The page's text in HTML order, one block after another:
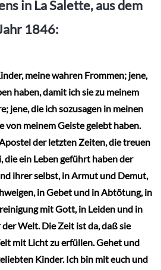
in La Salette, aus dem
1846:
meine wahren Frommen; jene,
haben, damit ich sie zu meinem
jene, die ich sozusagen in meinen
von meinem Geiste gelebt haben.
der letzten Zeiten, die treuen
die ein Leben geführt haben der
ihrer selbst, in Armut und Demut,
in Gebet und in Abtötung, in
mit Gott, in Leiden und in
Welt. Die Zeit ist da, daß sie
mit Licht zu erfüllen. Gehet und
Kinder. Ich bin mit euch und